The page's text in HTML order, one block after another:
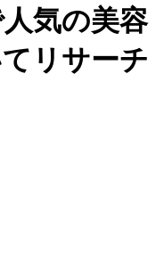
気の美容
リサーチ